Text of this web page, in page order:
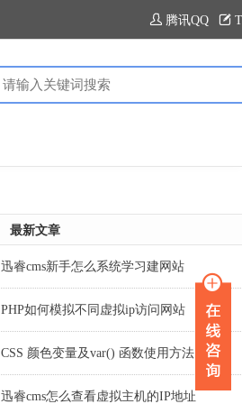
腾讯QQ
最新文章
迅睿cms新手怎么系统学习建网站
PHP如何模拟不同虚拟ip访问网站
CSS 颜色变量及var() 函数使用方法
迅睿cms怎么查看虚拟主机的IP地址